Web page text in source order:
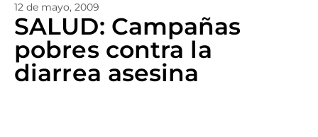
12 de mayo, 2009
SALUD: Campañas
pobres contra la
diarrea asesina